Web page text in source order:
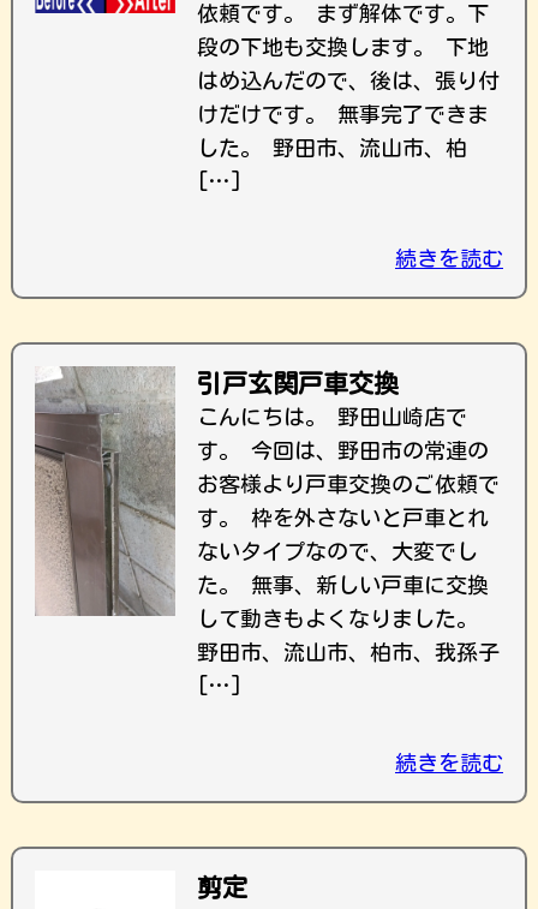
依頼です。 まず解体です。下
段の下地も交換します。 下地
はめ込んだので、後は、張り付
けだけです。 無事完了できま
した。 野田市、流山市、柏
[…]
続きを読む
引戸玄関戸車交換
こんにちは。 野田山崎店で
す。 今回は、野田市の常連の
お客様より戸車交換のご依頼で
す。 枠を外さないと戸車とれ
ないタイプなので、大変でし
た。 無事、新しい戸車に交換
して動きもよくなりました。
野田市、流山市、柏市、我孫子
[…]
続きを読む
剪定